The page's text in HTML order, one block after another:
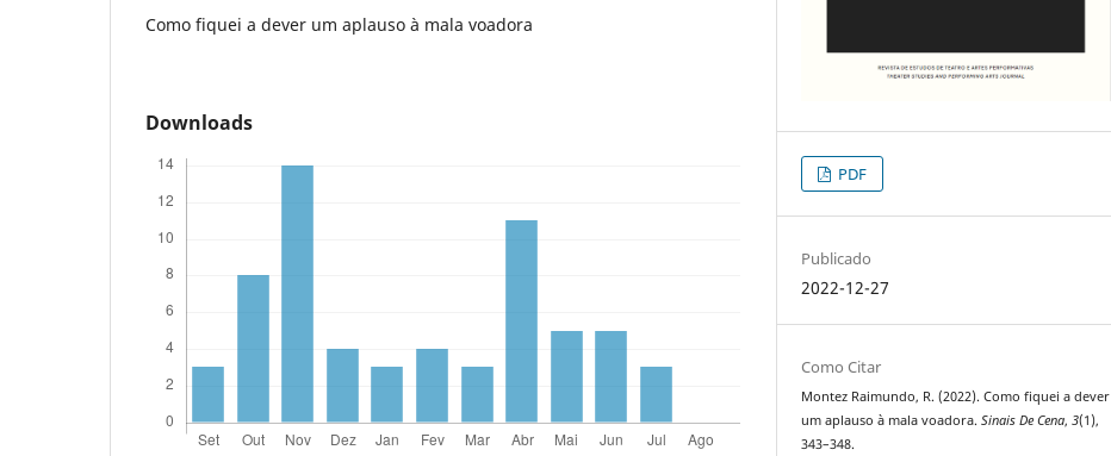
Como fiquei a dever um aplauso à mala voadora
Downloads
PDF
Publicado
2022-12-27
Como Citar
Montez Raimundo, R. (2022). Como fiquei a dever
um aplauso à mala voadora.Sinais De Cena,3(1),
343–348.